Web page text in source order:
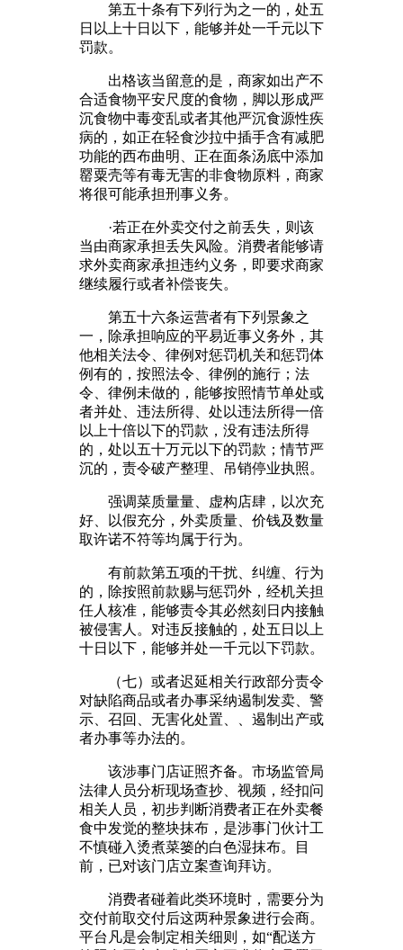
第五十条有下列行为之一的，处五
日以上十日以下，能够并处一千元以下
罚款。
出格该当留意的是，商家如出产不
合适食物平安尺度的食物，脚以形成严
沉食物中毒变乱或者其他严沉食源性疾
病的，如正在轻食沙拉中插手含有减肥
功能的西布曲明、正在面条汤底中添加
罂粟壳等有毒无害的非食物原料，商家
将很可能承担刑事义务。
·若正在外卖交付之前丢失，则该
当由商家承担丢失风险。消费者能够请
求外卖商家承担违约义务，即要求商家
继续履行或者补偿丧失。
第五十六条运营者有下列景象之
一，除承担响应的平易近事义务外，其
他相关法令、律例对惩罚机关和惩罚体
例有的，按照法令、律例的施行；法
令、律例未做的，能够按照情节单处或
者并处、违法所得、处以违法所得一倍
以上十倍以下的罚款，没有违法所得
的，处以五十万元以下的罚款；情节严
沉的，责令破产整理、吊销停业执照。
强调菜质量量、虚构店肆，以次充
好、以假充分，外卖质量、价钱及数量
取许诺不符等均属于行为。
有前款第五项的干扰、纠缠、行为
的，除按照前款赐与惩罚外，经机关担
任人核准，能够责令其必然刻日内接触
被侵害人。对违反接触的，处五日以上
十日以下，能够并处一千元以下罚款。
（七）或者迟延相关行政部分责令
对缺陷商品或者办事采纳遏制发卖、警
示、召回、无害化处置、、遏制出产或
者办事等办法的。
该涉事门店证照齐备。市场监管局
法律人员分析现场查抄、视频，经扣问
相关人员，初步判断消费者正在外卖餐
食中发觉的整块抹布，是涉事门伙计工
不慎碰入烫煮菜篓的白色湿抹布。目
前，已对该门店立案查询拜访。
消费者碰着此类环境时，需要分为
交付前取交付后这两种景象进行会商。
平台凡是会制定相关细则，如“配送方